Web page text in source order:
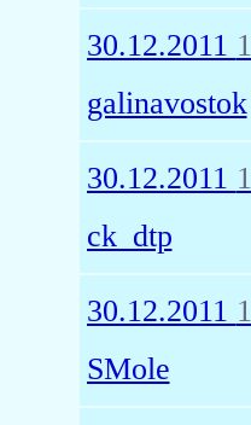
30.12.2011
galinavostok
30.12.2011
ck_dtp
30.12.2011
SMole